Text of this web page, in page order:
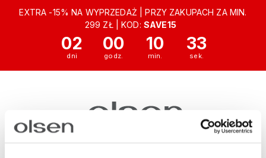
EXTRA -15% NA WYPRZEDAŻ | PRZY ZAKUPACH ZA MIN.
299 ZŁ | KOD: SAVE15
02 00 10 33